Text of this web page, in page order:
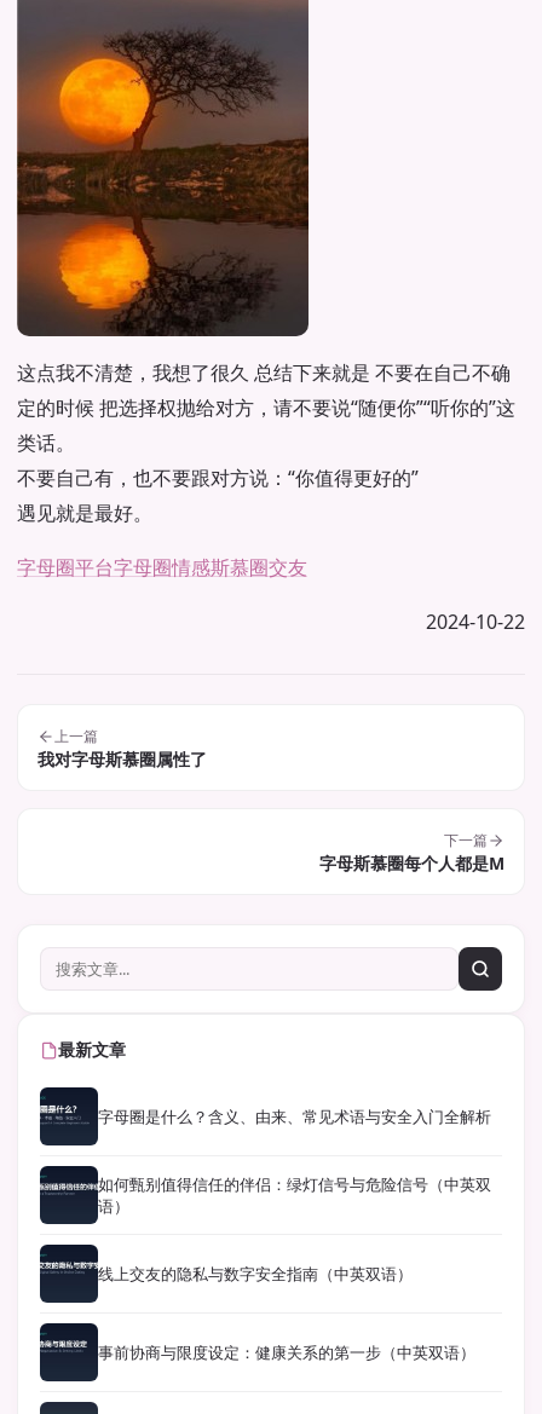
这点我不清楚，我想了很久 总结下来就是 不要在自己不确
定的时候 把选择权抛给对方，请不要说“随便你”“听你的”这
类话。
不要自己有，也不要跟对方说：“你值得更好的”
遇见就是最好。
字母圈平台字母圈情感斯慕圈交友
2024-10-22
上一篇
我对字母斯慕圈属性了
下一篇
字母斯慕圈每个人都是M
最新文章
字母圈是什么？含义、由来、常见术语与安全入门全解析
如何甄别值得信任的伴侣：绿灯信号与危险信号（中英双
语）
线上交友的隐私与数字安全指南（中英双语）
事前协商与限度设定：健康关系的第一步（中英双语）